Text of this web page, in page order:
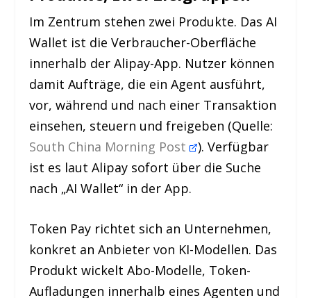
Im Zentrum stehen zwei Produkte. Das AI
Wallet ist die Verbraucher-Oberfläche
innerhalb der Alipay-App. Nutzer können
damit Aufträge, die ein Agent ausführt,
vor, während und nach einer Transaktion
einsehen, steuern und freigeben (Quelle:
South China Morning Post ). Verfügbar
ist es laut Alipay sofort über die Suche
nach „AI Wallet“ in der App.
Token Pay richtet sich an Unternehmen,
konkret an Anbieter von KI-Modellen. Das
Produkt wickelt Abo-Modelle, Token-
Aufladungen innerhalb eines Agenten und